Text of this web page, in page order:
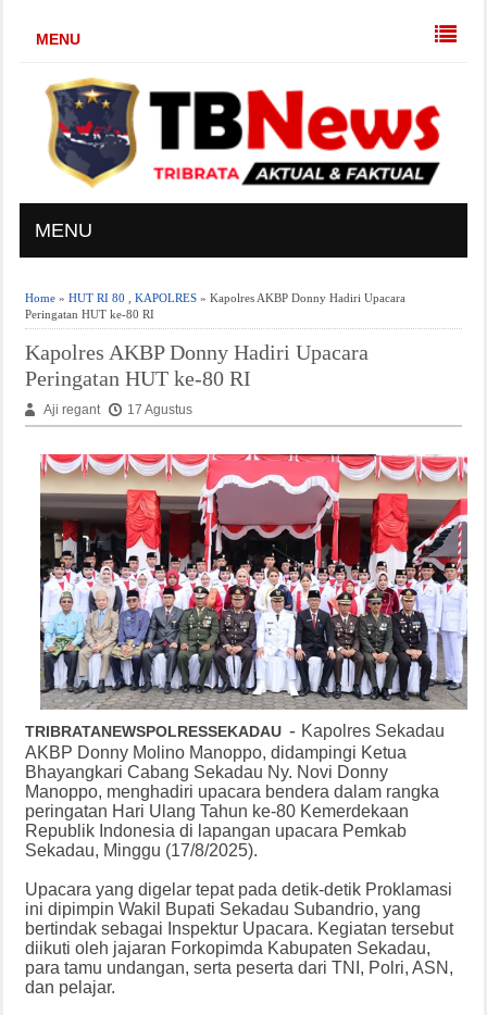
MENU
MENU
Home» HUT RI 80 KAPOLRES» Kapolres AKBP Donny Hadiri Upacara
Peringatan HUT ke-80 RI
Kapolres AKBP Donny Hadiri Upacara
Peringatan HUT ke-80 RI
Aji regant 17 Agustus
TRIBRATANEWSPOLRESSEKADAU - Kapolres Sekadau
AKBP Donny Molino Manoppo, didampingi Ketua
Bhayangkari Cabang Sekadau Ny. Novi Donny
Manoppo, menghadiri upacara bendera dalam rangka
peringatan Hari Ulang Tahun ke-80 Kemerdekaan
Republik Indonesia di lapangan upacara Pemkab
Sekadau, Minggu (17/8/2025).
Upacara yang digelar tepat pada detik-detik Proklamasi
ini dipimpin Wakil Bupati Sekadau Subandrio, yang
bertindak sebagai Inspektur Upacara. Kegiatan tersebut
diikuti oleh jajaran Forkopimda Kabupaten Sekadau,
para tamu undangan, serta peserta dari TNI, Polri, ASN,
dan pelajar.